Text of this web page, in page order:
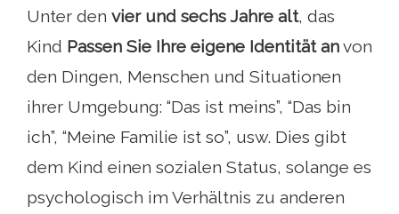
Unter den vier und sechs Jahre alt, das
Kind Passen Sie Ihre eigene Identität anvon
den Dingen, Menschen und Situationen
ihrer Umgebung: “Das ist meins”, “Das bin
ich”, “Meine Familie ist so”, usw. Dies gibt
dem Kind einen sozialen Status, solange es
psychologisch im Verhältnis zu anderen